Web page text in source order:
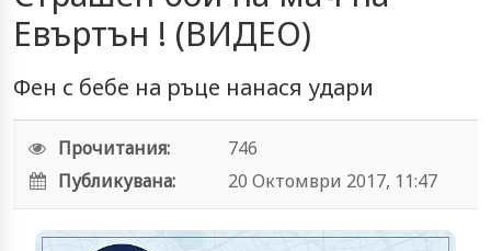
Евъртън ! (ВИДЕО)
Фен с бебе на ръце нанася удари
Прочитания:
746
Публикувана:
20 Октомври 2017, 11:47